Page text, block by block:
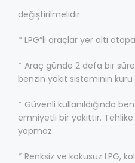
değiştirilmelidir.
* LPG”li araçlar yer altı
* Araç günde 2 defa bir süre
benzin yakıt sisteminin
* Güvenli kullanıldığında
emniyetli bir yakıttır.
yapmaz.
* Renksiz ve kokusuz LPG,